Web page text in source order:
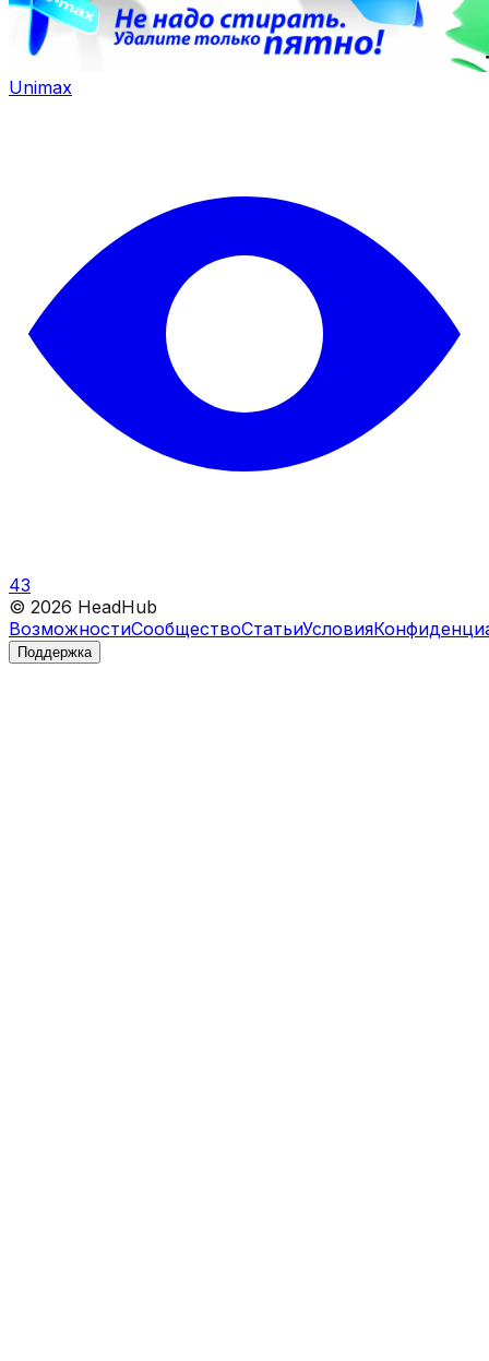
Unimax
43
© 2026 HeadHub
ВозможностиСообществоСтатьиУсловия
Поддержка